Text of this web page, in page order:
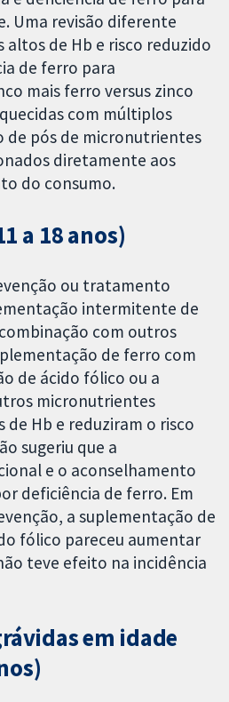
Uma revisão diferente
altos de Hb e risco reduzido
de ferro para
mais ferro versus zinco
com múltiplos
de pós de micronutrientes
diretamente aos
do consumo.
a 18 anos)
ou tratamento
intermitente de
com outros
de ferro com
de ácido fólico ou a
micronutrientes
de Hb e reduziram o risco
sugeriu que a
e o aconselhamento
deficiência de ferro. Em
a suplementação de
fólico pareceu aumentar
teve efeito na incidência
em idade